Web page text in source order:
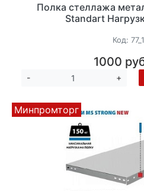
Полка стеллажа
Standart
Код:
1000
- +
Минпромторг